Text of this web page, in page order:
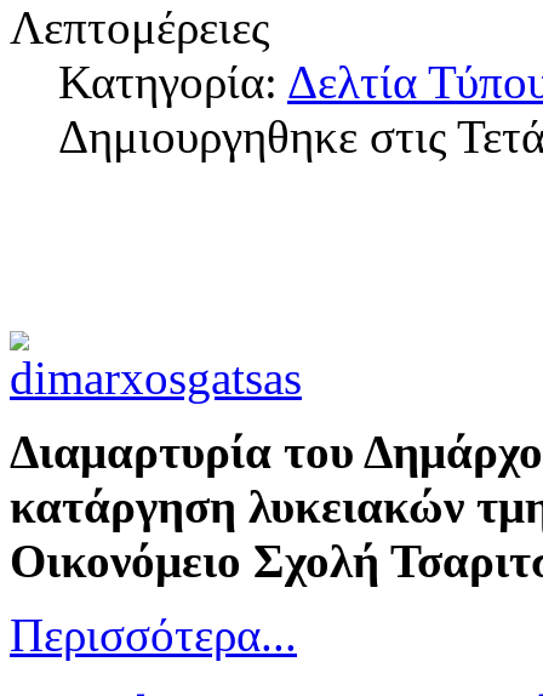
Λεπτομέρειες
Κατηγορία: Δελτία
Δημιουργηθηκε στις
Διαμαρτυρία του
κατάργηση λυκειακών
Οικονόμειο Σχολή
Περισσότερα...